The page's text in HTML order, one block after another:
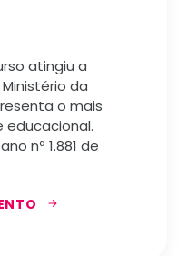
atingiu a
da
o mais
educacional.
nª 1.881 de